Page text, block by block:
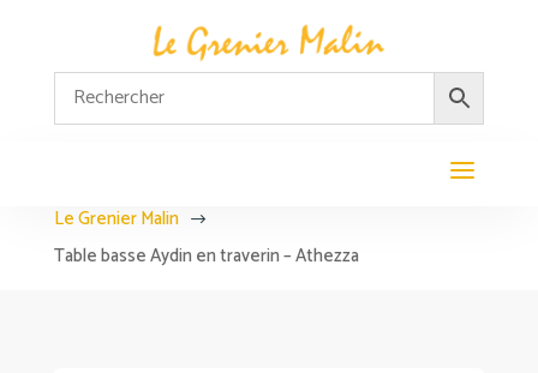
Le Grenier Malin $
Table basse Aydin en traverin – Athezza